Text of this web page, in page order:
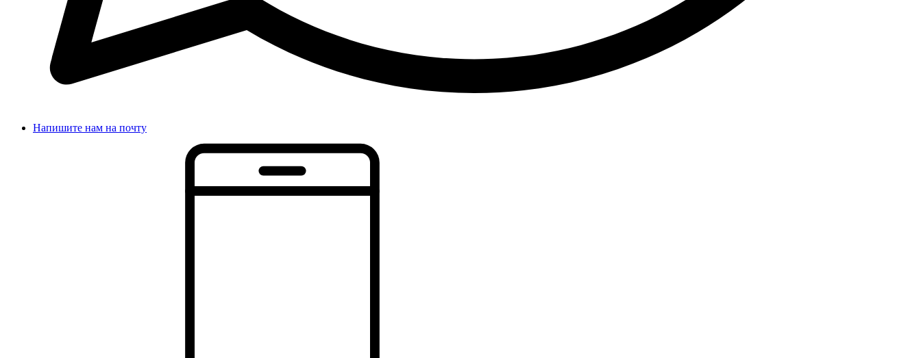
Напишите нам на почту